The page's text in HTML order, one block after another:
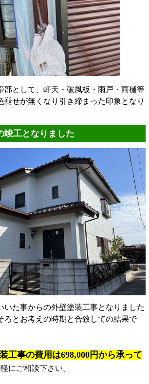
として、軒天・破風板・雨戸・雨樋等
褪せが無くなり引き締まった印象となり
竣工となりました
いた事からの外壁塗装工事となりました
ろとお考えの時期と合致しての結果で
工事の費用は698,000円から承って
にご相談下さい。